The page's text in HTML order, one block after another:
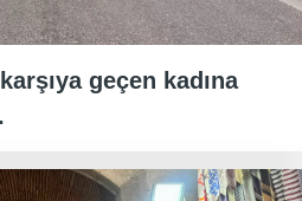
geçen kadına